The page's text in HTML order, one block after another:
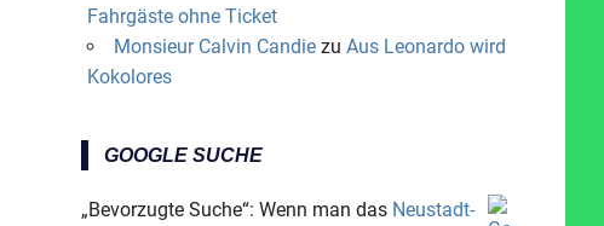
Fahrgäste ohne Ticket
Monsieur Calvin Candiezu Aus Leonardo wird
Kokolores
GOOGLE SUCHE
„Bevorzugte Suche“: Wenn man das Neustadt-